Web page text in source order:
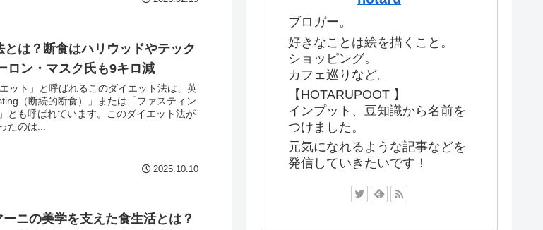
は？断食はハリウッドやテック
ロン・マスク氏も9キロ減
ット」と呼ばれるこのダイエット法は、英
（断続的断食）」または「ファスティン
とも呼ばれています。このダイエット法が
たのは...
2025.10.10
ニの美学を支えた食生活とは？
ブロガー。
好きなことは絵を描くこと。
ショッピング。
カフェ巡りなど。
【HOTARUPOOT 】
インプット、豆知識から名前を
つけました。
元気になれるような記事などを
発信していきたいです！